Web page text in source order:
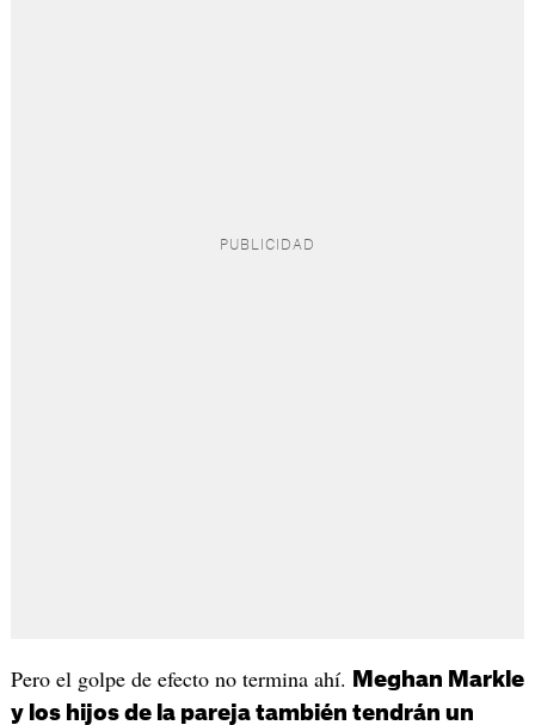
Pero el golpe de efecto no termina ahí.
Meghan Markle
y los hijos de la pareja también tendrán un